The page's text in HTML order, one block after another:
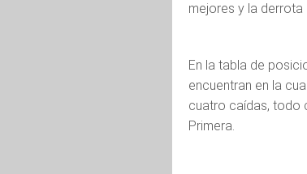
mejores y la derrota
En la tabla de
encuentran en la
cuatro caídas, todo
Primera.